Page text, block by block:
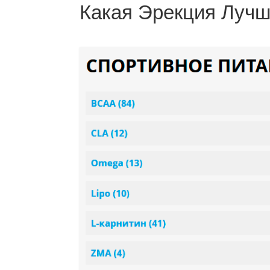
Какая Эрекция